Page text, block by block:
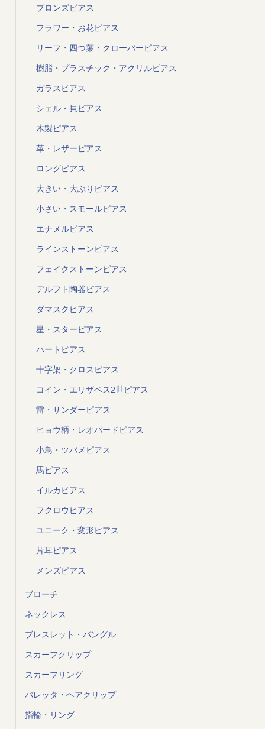
ブロンズピアス
フラワー・お花ピアス
リーフ・四つ葉・クローバーピアス
樹脂・プラスチック・アクリルピアス
ガラスピアス
シェル・貝ピアス
木製ピアス
革・レザーピアス
ロングピアス
大きい・大ぶりピアス
小さい・スモールピアス
エナメルピアス
ラインストーンピアス
フェイクストーンピアス
デルフト陶器ピアス
ダマスクピアス
星・スターピアス
ハートピアス
十字架・クロスピアス
コイン・エリザベス2世ピアス
雷・サンダーピアス
ヒョウ柄・レオパードピアス
小鳥・ツバメピアス
馬ピアス
イルカピアス
フクロウピアス
ユニーク・変形ピアス
片耳ピアス
メンズピアス
ブローチ
ネックレス
ブレスレット・バングル
スカーフクリップ
スカーフリング
バレッタ・ヘアクリップ
指輪・リング